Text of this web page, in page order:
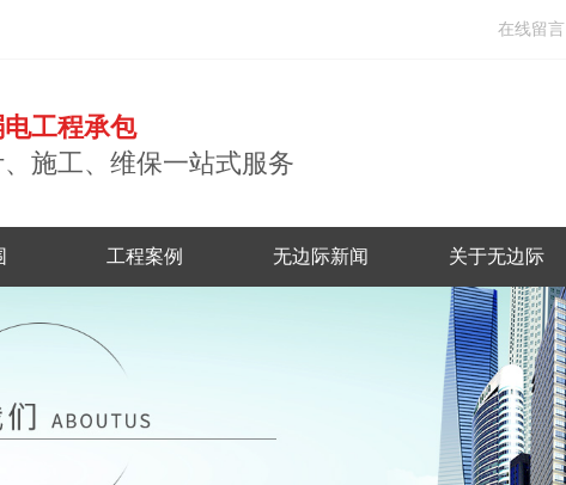
在线留言
工程承包
施工、维保一站式服务
工程案例 无边际新闻 关于无边际